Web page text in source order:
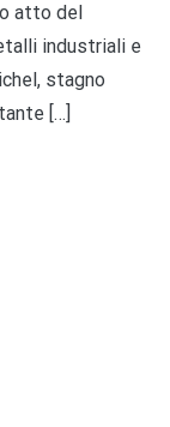
atto del
industriali e
stagno
[…]